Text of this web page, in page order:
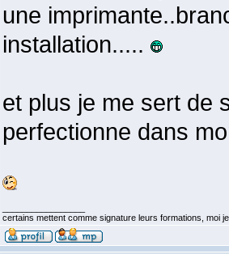
une
installation.....
et plus je me sert de
perfectionne dans
certains mettent comme signature leurs formations, moi